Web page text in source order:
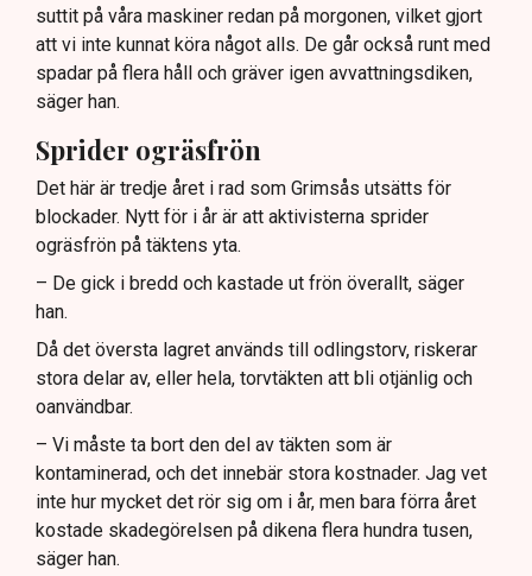
suttit på våra maskiner redan på morgonen, vilket gjort
att vi inte kunnat köra något alls. De går också runt med
spadar på flera håll och gräver igen avvattningsdiken,
säger han.
Sprider ogräsfrön
Det här är tredje året i rad som Grimsås utsätts för
blockader. Nytt för i år är att aktivisterna sprider
ogräsfrön på täktens yta.
– De gick i bredd och kastade ut frön överallt, säger
han.
Då det översta lagret används till odlingstorv, riskerar
stora delar av, eller hela, torvtäkten att bli otjänlig och
oanvändbar.
– Vi måste ta bort den del av täkten som är
kontaminerad, och det innebär stora kostnader. Jag vet
inte hur mycket det rör sig om i år, men bara förra året
kostade skadegörelsen på dikena flera hundra tusen,
säger han.